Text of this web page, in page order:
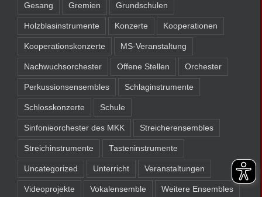
Gesang Gremien Grundschulen
Holzblasinstrumente Konzerte Kooperationen
Kooperationskonzerte MS-Veranstaltung
Nachwuchsorchester Offene Stellen Orchester
Perkussionsensembles Schlaginstrumente
Schlosskonzerte Schule
Sinfonieorchester des MKK Streicherensembles
Streichinstrumente Tasteninstrumente
Uncategorized Unterricht Veranstaltungen
Videoprojekte Vokalensemble Weitere Ensembles